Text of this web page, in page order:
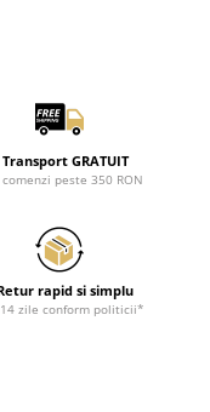
Transport GRATUIT
comenzi peste 350 RON
rapid si simplu
zile conform politicii*